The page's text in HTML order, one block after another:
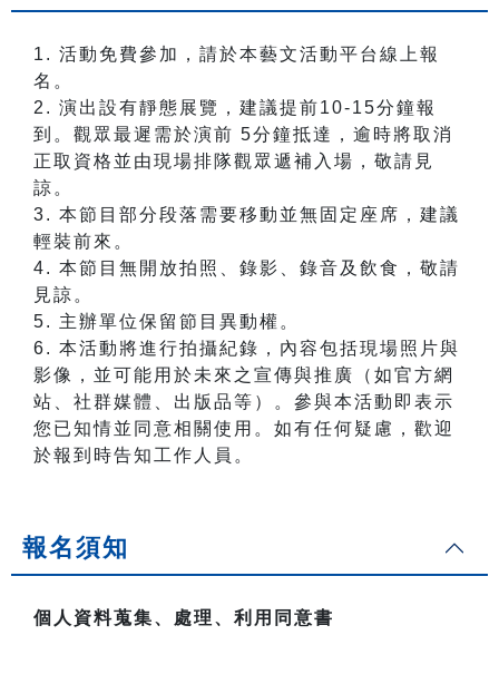
1. 活動免費參加，請於本藝文活動平台線上報
名。
2. 演出設有靜態展覽，建議提前10-15分鐘報
到。觀眾最遲需於演前 5分鐘抵達，逾時將取消
正取資格並由現場排隊觀眾遞補入場，敬請見
諒。
3. 本節目部分段落需要移動並無固定座席，建議
輕裝前來。
4. 本節目無開放拍照、錄影、錄音及飲食，敬請
見諒。
5. 主辦單位保留節目異動權。
6. 本活動將進行拍攝紀錄，內容包括現場照片與
影像，並可能用於未來之宣傳與推廣（如官方網
站、社群媒體、出版品等）。參與本活動即表示
您已知情並同意相關使用。如有任何疑慮，歡迎
於報到時告知工作人員。
報名須知
個人資料蒐集、處理、利用同意書